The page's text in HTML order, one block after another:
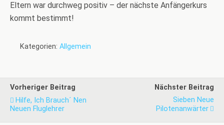
Eltern war durchweg positiv – der nächste Anfängerkurs
kommt bestimmt!
Kategorien: Allgemein
Vorheriger Beitrag
Hilfe, Ich Brauch´ Nen
Neuen Fluglehrer
Nächster Beitrag
Sieben Neue
Pilotenanwärter